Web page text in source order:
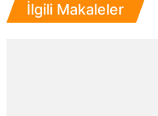
İlgili Makaleler